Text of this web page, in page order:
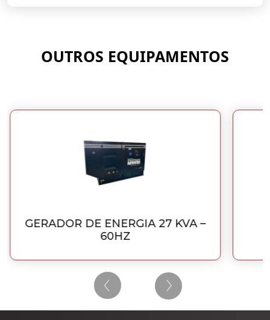
OUTROS EQUIPAMENTOS
GERADOR DE ENERGIA 27 KVA –
60HZ
‹ ›